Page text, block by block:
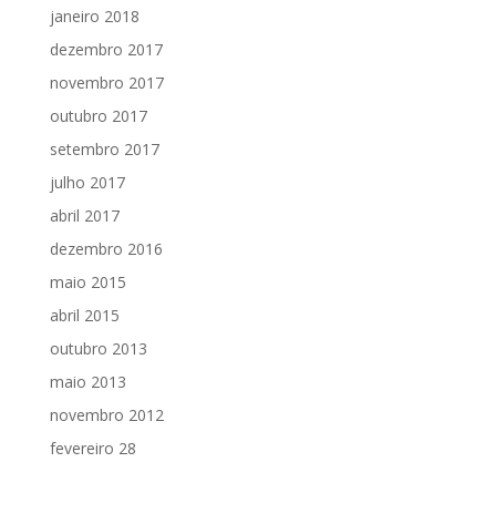
janeiro 2018
dezembro 2017
novembro 2017
outubro 2017
setembro 2017
julho 2017
abril 2017
dezembro 2016
maio 2015
abril 2015
outubro 2013
maio 2013
novembro 2012
fevereiro 28